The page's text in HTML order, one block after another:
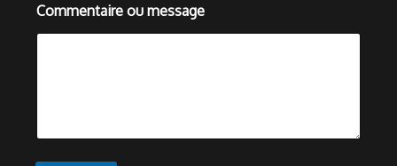
e
s
Commentaire ou message